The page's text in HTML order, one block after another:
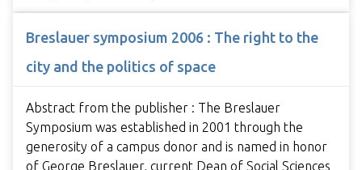
Breslauer symposium 2006 : The right to the
city and the politics of space
Abstract from the publisher : The Breslauer
Symposium was established in 2001 through the
generosity of a campus donor and is named in honor
of George Breslauer, current Dean of Social Sciences